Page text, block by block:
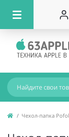
Чехол-папка